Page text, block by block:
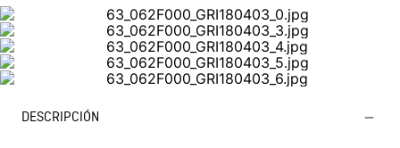
DESCRIPCIÓN